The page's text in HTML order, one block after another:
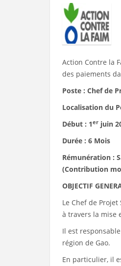
Action Contre la
des paiements
Poste : Chef de
Localisation du
Début : 1er juin
Durée : 6 Mois
Rémunération :
(Contribution
OBJECTIF
Le Chef de
à travers la mise
Il est
région de Gao.
En particulier, il